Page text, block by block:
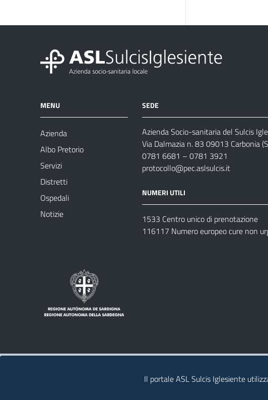
MENU
Azienda
Albo Pretorio
Servizi
Distretti
Ospedali
Notizie
SEDE
Azienda Socio-sanitaria del Sulcis
Via Dalmazia n. 83 09013 Carbonia
0781 6681 – 0781 3921
protocollo@pec.aslsulcis.it
NUMERI UTILI
1533 Centro unico di prenotazione
116117 Numero europeo cure non
Il portale ASL Sulcis Iglesiente